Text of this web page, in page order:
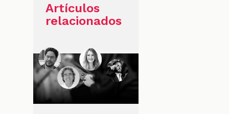
Artículos
relacionados